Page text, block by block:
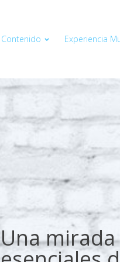
Contenido Experiencia
Una